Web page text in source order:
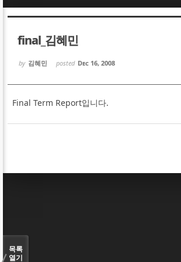
final_김혜민
by 김혜민 posted Dec 16, 2008
Final Term Report입니다.
목록
열기
Sketchbook5, 스케치북5
Sketchbook5, 스케치
Sketchbook5, 스케치북5
Sketchbook5, 스케치